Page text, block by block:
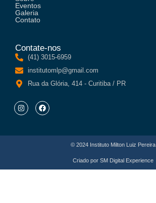
Eventos
Galeria
Contato
Contate-nos
(41) 3015-6959
institutomlp@gmail.com
Rua da Glória, 414 - Curitiba / PR
© 2024 Instituto Milton Luiz Pereira
Criado por SM Digital Experience